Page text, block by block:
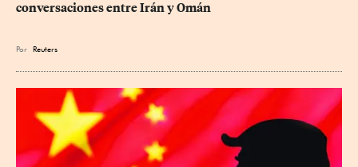
conversaciones entre Irán y Omán
Por Reuters